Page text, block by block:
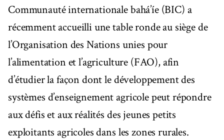
Communauté internationale bahá’íe (BIC) a
récemment accueilli une table ronde au siège de
l’Organisation des Nations unies pour
l’alimentation et l’agriculture (FAO), afin
d’étudier la façon dont le développement des
systèmes d’enseignement agricole peut répondre
aux défis et aux réalités des jeunes petits
exploitants agricoles dans les zones rurales.